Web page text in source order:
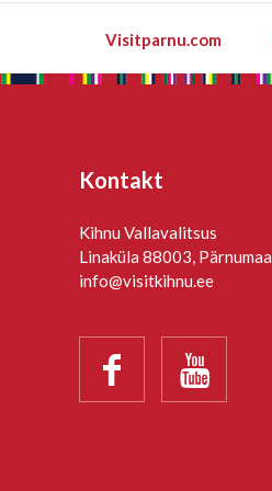
Visitparnu.com
Kontakt
Kihnu Vallavalitsus
Linaküla 88003, Pärnumaa
info@visitkihnu.ee
 